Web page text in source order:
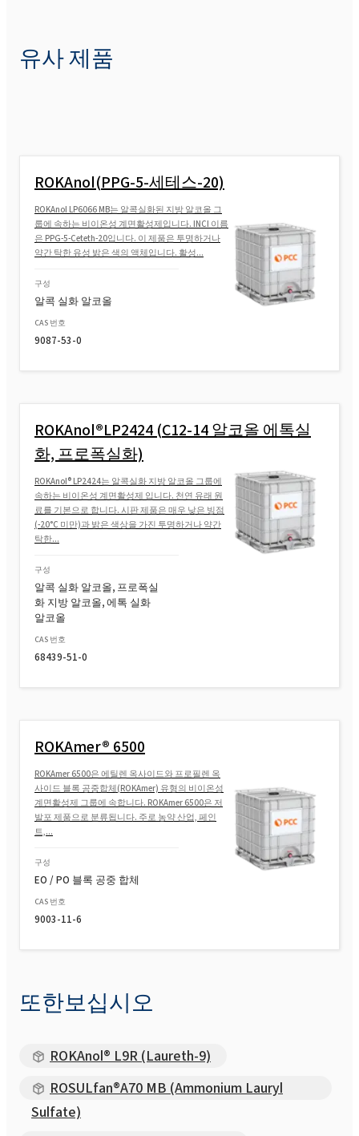
ROKAnol/85 (Laureth-10)
ROKAnol(Laureth-12)
ROKAnol(Laureth-9)
ROKAnol® L9R (Laureth-9)
유사 제품
ROKAnol(PPG-5-세테스-20)
ROKAnol LP6066 MB는 알콕실화된 지방 알코올 그
룹에 속하는 비이온성 계면활성제입니다. INCI 이름
은 PPG-5-Ceteth-20입니다. 이 제품은 투명하거나
약간 탁한 유성 밝은 색의 액체입니다. 활성...
구성
알콕 실화 알코올
CAS 번호
9087-53-0
ROKAnol®LP2424 (C12-14 알코올 에톡실
화, 프로폭실화)
ROKAnol® LP2424는 알콕실화 지방 알코올 그룹에
속하는 비이온성 계면활성제 입니다. 천연 유래 원
료를 기본으로 합니다. 시판 제품은 매우 낮은 빙점
(-20°C 미만)과 밝은 색상을 가진 투명하거나 약간
탁한...
구성
알콕 실화 알코올, 프로폭실
화 지방 알코올, 에톡 실화
알코올
CAS 번호
68439-51-0
ROKAmer® 6500
ROKAmer 6500은 에틸렌 옥사이드와 프로필렌 옥
사이드 블록 공중합체(ROKAmer) 유형의 비이온성
계면활성제 그룹에 속합니다. ROKAmer 6500은 저
발포 제품으로 분류됩니다. 주로 농약 산업, 페인
트,...
구성
EO / PO 블록 공중 합체
CAS 번호
9003-11-6
또한보십시오
ROKAnol® L9R (Laureth-9)
ROSULfan®A70 MB (Ammonium Lauryl
Sulfate)